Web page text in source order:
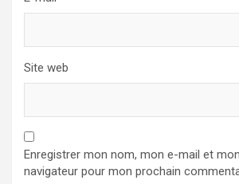
Site web
Enregistrer mon nom, mon e-mail et
navigateur pour mon prochain